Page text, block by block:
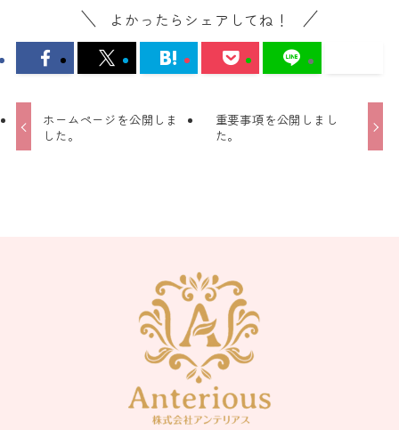
よかったらシェアしてね！
ホームページを公開しま
した。
重要事項を公開しまし
た。